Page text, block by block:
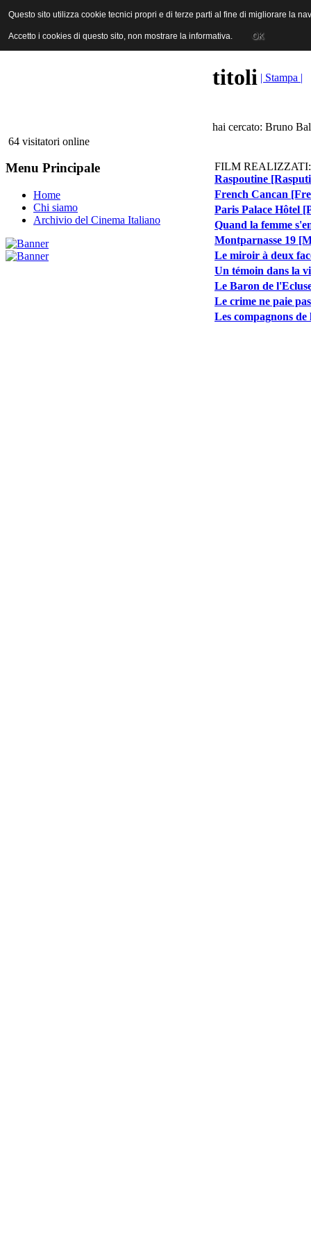
ANICA | Associazione Nazionale Industrie Cinematografiche
64 visitatori online
Menu Principale
Home
Chi siamo
Archivio del Cinema Italiano
titoli | Stampa |
hai cercato: Bruno
FILM REALIZZATI:
Raspoutine
French Cancan
Paris Palace Hôtel
Quand la femme
Montparnasse 19
Le miroir à deux
Un témoin dans la
Le Baron de
Le crime ne paie
Les compagnons
Questo sito utilizza cookie tecnici propri e di terze parti al fine di migliorare la
Accetto i cookies di questo sito, non mostrare la informativa. OK
Questo sito utilizza cookie tecnici propri e di terze parti al fine di migliorare la
Accetto i cookies di questo sito, non mostrare la informativa. OK